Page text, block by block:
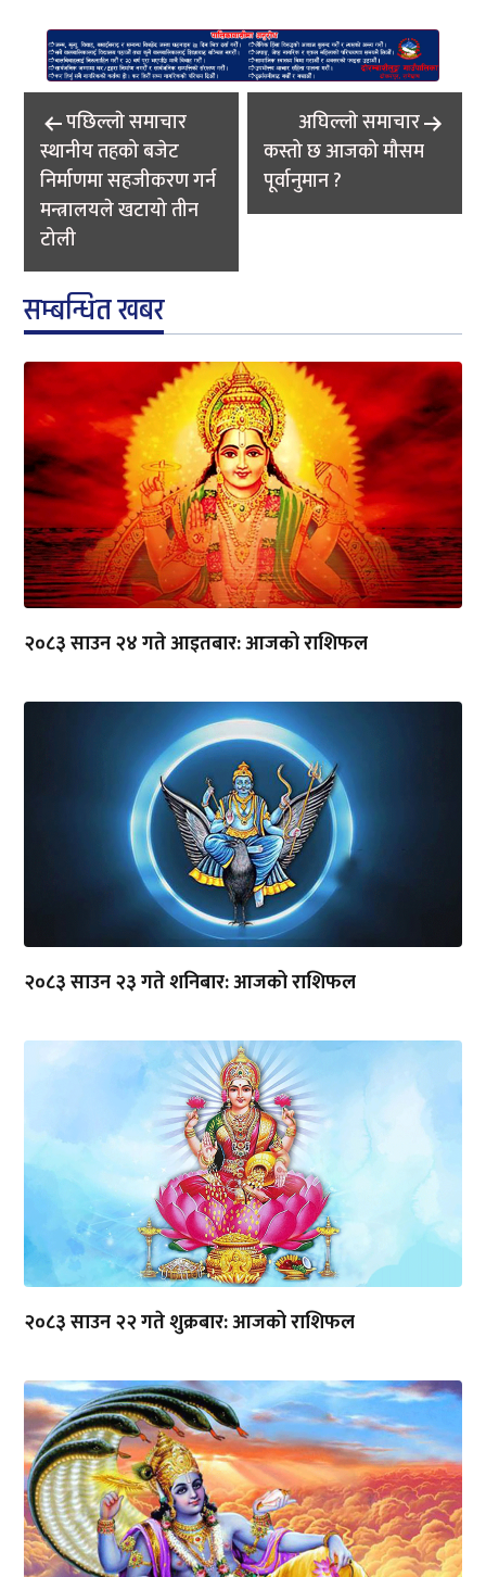
Post
navigation
पछिल्लाे समाचार
स्थानीय तहको बजेट
निर्माणमा सहजीकरण गर्न
मन्त्रालयले खटायो तीन
टोली
अघिल्लाे समाचार
कस्तो छ आजको मौसम
पूर्वानुमान ?
सम्बन्धित खबर
२०८३ साउन २४ गते आइतबार: आजको राशिफल
२०८३ साउन २३ गते शनिबार: आजको राशिफल
२०८३ साउन २२ गते शुक्रबार: आजको राशिफल